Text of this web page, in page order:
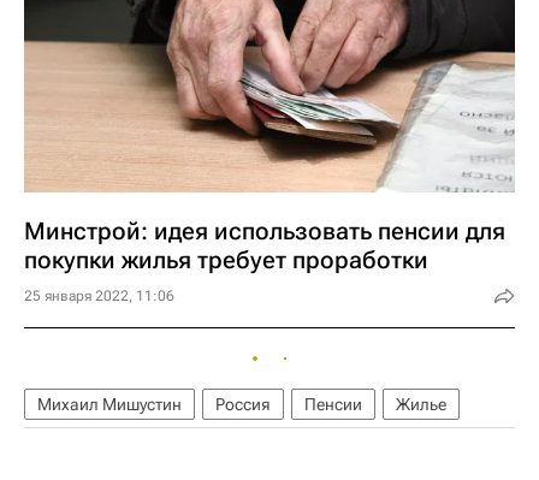
Минстрой: идея использовать пенсии для
покупки жилья требует проработки
25 января 2022, 11:06
Михаил Мишустин Россия Пенсии Жилье